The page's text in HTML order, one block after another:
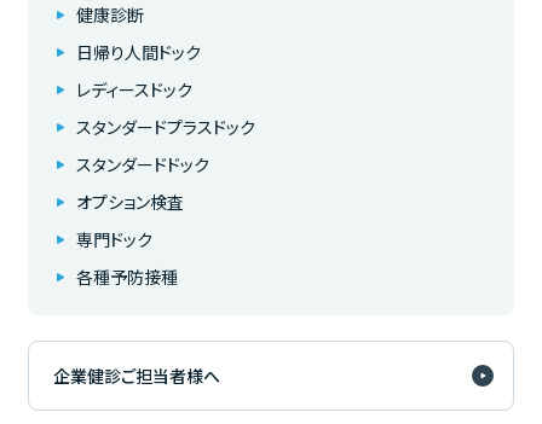
健康診断
日帰り人間ドック
レディースドック
スタンダードプラスドック
スタンダードドック
オプション検査
専門ドック
各種予防接種
企業健診ご担当者様へ